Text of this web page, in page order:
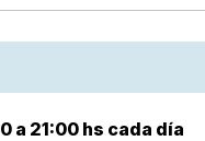
a 21:00 hs cada día